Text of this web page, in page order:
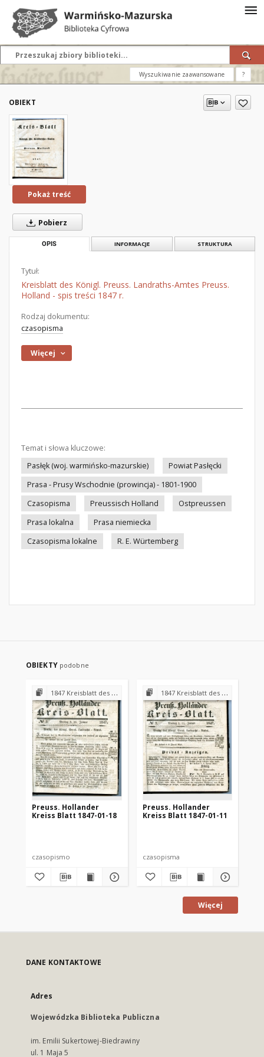
Wyszukiwanie zaawansowane ?
OBIEKT
Pokaż treść
Pobierz
OPIS INFORMACJE STRUKTURA
Tytuł:
Kreisblatt des Königl. Preuss. Landraths-Amtes Preuss.
Holland - spis treści 1847 r.
Rodzaj dokumentu:
czasopisma
Więcej
Temat i słowa kluczowe:
Pasłęk (woj. warmińsko-mazurskie)
Powiat Pasłęcki
Prasa - Prusy Wschodnie (prowincja) - 1801-1900
Czasopisma
Preussisch Holland
Ostpreussen
Prasa lokalna
Prasa niemiecka
Czasopisma lokalne
R. E. Würtemberg
OBIEKTY podobne
1847 Kreisblatt des Königl. Preuss. Landraths-Amtes Preuss. Holland
Preuss. Hollander
Kreiss Blatt 1847-01-18
czasopismo
1847 Kreisblatt des Königl. Preuss. Landraths-Amtes Preuss. Holland
Preuss. Hollander
Kreiss Blatt 1847-01-11
czasopisma
Więcej
DANE KONTAKTOWE
Adres
Wojewódzka Biblioteka Publiczna
im. Emilii Sukertowej-Biedrawiny
ul. 1 Maja 5